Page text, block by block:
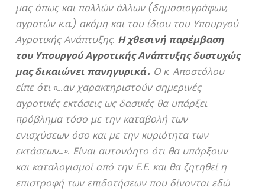
μας όπως και πολλών άλλων (δημοσιογράφων,
αγροτών κ.α.) ακόμη και του ίδιου του Υπουργού
Αγροτικής Ανάπτυξης. Η χθεσινή παρέμβαση
του Υπουργού Αγροτικής Ανάπτυξης δυστυχώς
μας δικαιώνει πανηγυρικά . Ο κ. Αποστόλου
είπε ότι «…αν χαρακτηριστούν σημερινές
αγροτικές εκτάσεις ως δασικές θα υπάρξει
πρόβλημα τόσο με την καταβολή των
ενισχύσεων όσο και με την κυριότητα των
εκτάσεων…». Είναι αυτονόητο ότι θα υπάρξουν
και καταλογισμοί από την Ε.Ε. και θα ζητηθεί η
επιστροφή των επιδοτήσεων που δίνονται εδώ